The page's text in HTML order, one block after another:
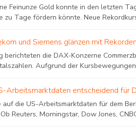
Feinunze Gold konnte in den letzten
zu Tage fördern könnte. Neue
und Siemens glänzen mit
berichteten die DAX-Konzerne
Aufgrund der
Arbeitsmarktdaten entscheidend für
die US-Arbeitsmarktdaten für dem
Reuters, Morningstar, Dow Jones,